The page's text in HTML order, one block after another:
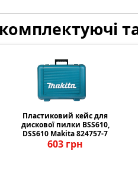
Пластиковий кейс для
дискової пилки BSS610,
DSS610 Makita 824757-7
603 грн